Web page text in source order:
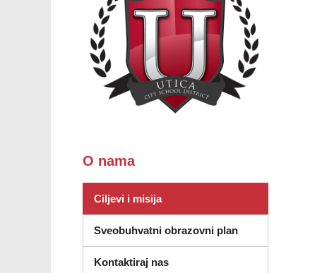
O nama
Ciljevi i misija
Sveobuhvatni obrazovni plan
Kontaktiraj nas